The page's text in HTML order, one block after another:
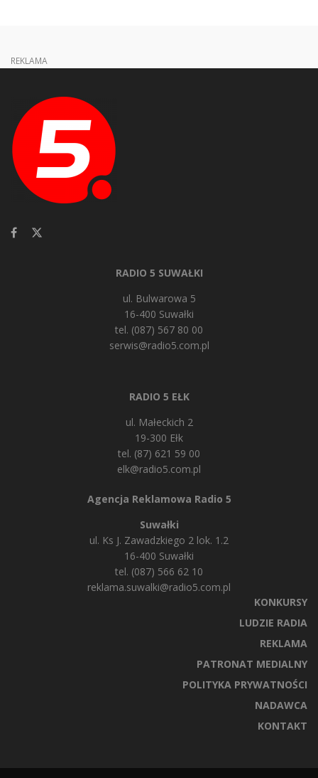
REKLAMA
RADIO 5 SUWAŁKI
ul. Bulwarowa 5
16-400 Suwałki
tel. (087) 567 80 00
serwis@radio5.com.pl
RADIO 5 EŁK
ul. Małeckich 2
19-300 Ełk
tel. (87) 621 59 00
elk@radio5.com.pl
Agencja Reklamowa Radio 5
Suwałki
ul. Ks J. Zawadzkiego 2 lok. 1.2
16-400 Suwałki
tel. (087) 566 62 10
reklama.suwalki@radio5.com.pl
KONKURSY
LUDZIE RADIA
REKLAMA
PATRONAT MEDIALNY
POLITYKA PRYWATNOŚCI
NADAWCA
KONTAKT